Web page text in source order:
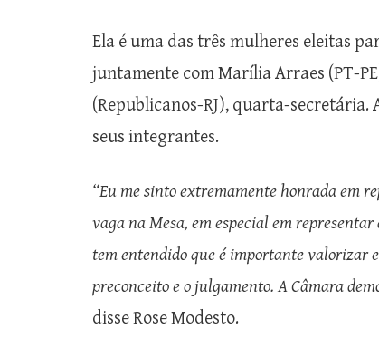
Ela é uma das três mulheres eleitas
juntamente com Marília Arraes (PT-
(Republicanos-RJ), quarta-
seus integrantes.
“Eu me sinto extremamente honrada em
vaga na Mesa, em especial em
tem entendido que é importante valorizar
preconceito e o julgamento. A Câmara
disse Rose Modesto.